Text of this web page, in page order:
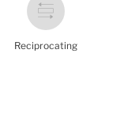
Reciprocating